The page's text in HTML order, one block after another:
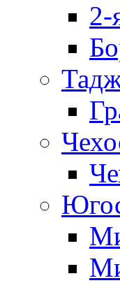
2-